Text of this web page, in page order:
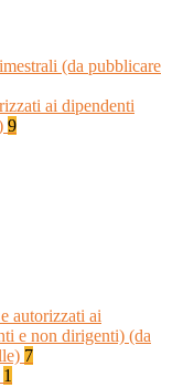
(da pubblicare
ai dipendenti
9
autorizzati ai
e non dirigenti) (da
7
1